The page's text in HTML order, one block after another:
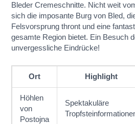
Bleder Cremeschnitte. Nicht weit
sich die imposante Burg von Bled,
Felsvorsprung thront und eine
gesamte Region bietet. Ein Besuch
unvergessliche Eindrücke!
Ort Highlight
Höhlen
von
Postojna
Spektakuläre